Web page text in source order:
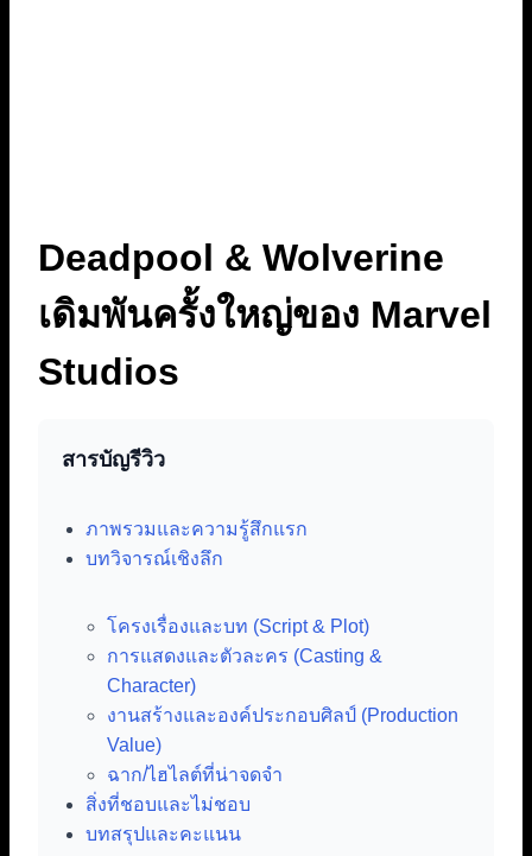
Deadpool & Wolverine
เดิมพันครั้งใหญ่ของ Marvel
Studios
สารบัญรีวิว
ภาพรวมและความรู้สึกแรก
บทวิจารณ์เชิงลึก
โครงเรื่องและบท (Script & Plot)
การแสดงและตัวละคร (Casting &
Character)
งานสร้างและองค์ประกอบศิลป์ (Production
Value)
ฉาก/ไฮไลต์ที่น่าจดจำ
สิ่งที่ชอบและไม่ชอบ
บทสรุปและคะแนน